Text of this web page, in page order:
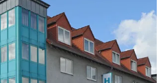
p.P. ab 135,00 €